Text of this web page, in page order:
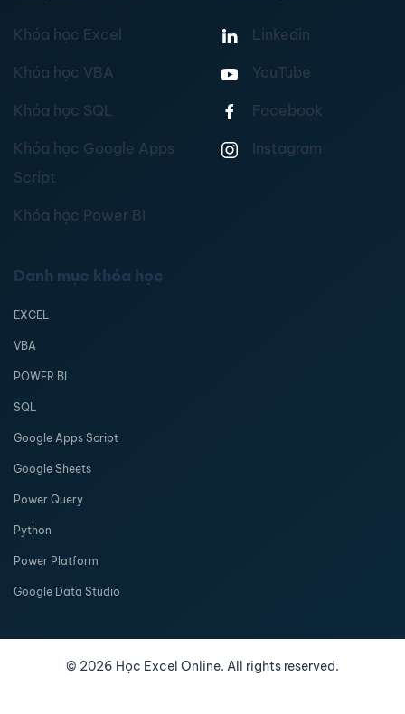
Khóa học Excel
Khóa học VBA
Khóa học SQL
Khóa học Google Apps
Script
Khóa học Power BI
Linkedin
YouTube
Facebook
Instagram
Danh mục khóa học
EXCEL
VBA
POWER BI
SQL
Google Apps Script
Google Sheets
Power Query
Python
Power Platform
Google Data Studio
© 2026 Học Excel Online. All rights reserved.